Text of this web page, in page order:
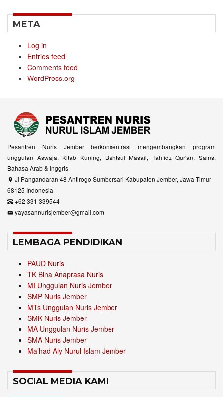
META
Log in
Entries feed
Comments feed
WordPress.org
Pesantren Nuris Jember berkonsentrasi mengembangkan program
unggulan Aswaja, Kitab Kuning, Bahtsul Masail, Tahfidz Qur'an, Sains,
Bahasa Arab & Inggris
Jl Pangandaran 48 Antirogo Sumbersari Kabupaten Jember, Jawa Timur
68125 Indonesia
+62 331 339544
yayasannurisjember@gmail.com
LEMBAGA PENDIDIKAN
PAUD Nuris
TK Bina Anaprasa Nuris
MI Unggulan Nuris Jember
SMP Nuris Jember
MTs Unggulan Nuris Jember
SMK Nuris Jember
MA Unggulan Nuris Jember
SMA Nuris Jember
Ma’had Aly Nurul Islam Jember
SOCIAL MEDIA KAMI